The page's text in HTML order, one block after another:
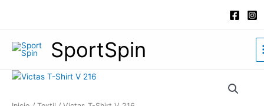
contenido
SportSpin
Victas
Shirt